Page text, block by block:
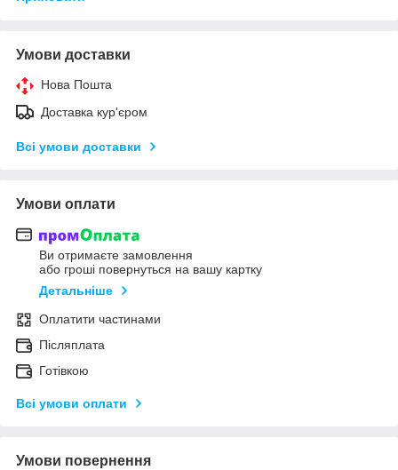
Умови доставки
Нова Пошта
Доставка кур'єром
Всі умови доставки
Умови оплати
Ви отримаєте замовлення
або гроші повернуться на вашу картку
Детальніше
Оплатити частинами
Післяплата
Готівкою
Всі умови оплати
Умови повернення